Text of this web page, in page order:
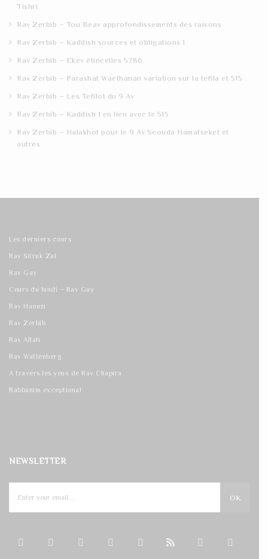
Tishri
Rav Zerbib – Tou Beav approfondissements des raisons
Rav Zerbib – Kaddish sources et obligations 1
Rav Zerbib – Ekev étincelles 5786
Rav Zerbib – Parashat Waethanan variation sur la tefila et 515
Rav Zerbib – Les Tefilot du 9 Av
Rav Zerbib – Kaddish 1 en lien avec le 515
Rav Zerbib – Halakhot pour le 9 Av Seouda Hamafseket et
autres
Les derniers cours
Rav Sitruk Zal
Rav Gay
Cours du lundi – Rav Gay
Rav Haouzi
Rav Zerbib
Rav Allali
Rav Wattenberg
A travers les yeux de Rav Chapira
Rabbanim exceptional
NEWSLETTER
OK